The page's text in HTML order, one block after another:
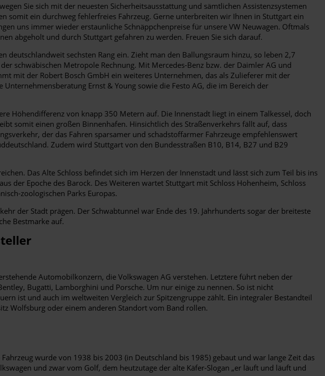
Sie sich mit der neuesten Sicherheitsausstattung und sämtlichen Assistenzsystemen
somit ein durchweg fehlerfreies Fahrzeug. Gerne unterbreiten wir Ihnen in Stuttgart ein
uns immer wieder erstaunliche Schnäppchenpreise für unsere VW Neuwagen. Oftmals
abgeholt und durch Stuttgart gefahren zu werden. Freuen Sie sich darauf.
sechsten Rang ein. Zieht man den Ballungsraum hinzu, so leben 2,7
schwäbischen Metropole Rechnung. Mit Mercedes-Benz bzw. der Daimler AG und
mit der Robert Bosch GmbH ein weiteres Unternehmen, das als Zulieferer mit der
Ernst & Young sowie die Festo AG, die im Bereich der
Höhendifferenz von knapp 350 Metern auf. Die Innenstadt liegt in einem Talkessel, doch
somit einen großen Binnenhafen. Hinsichtlich des Straßenverkehrs fällt auf, dass
der das Fahren sparsamer und schadstoffarmer Fahrzeuge empfehlenswert
Zudem wird Stuttgart von den Bundesstraßen B10, B14, B27 und B29
Das Alte Schloss befindet sich im Herzen der Innenstadt und lässt sich zum Teil bis ins
der Epoche des Barock. Des Weiteren wartet Stuttgart mit Schloss Hohenheim, Schloss
zoologischen Parks Europas.
der Stadt prägen. Der Schwabtunnel war Ende des 19. Jahrhunderts sogar der breiteste
Bestmarke auf.
Automobilkonzern, die Volkswagen AG verstehen. Letztere führt neben der
Bugatti, Lamborghini und Porsche. Um nur einige zu nennen. So ist nicht
ist und auch im weltweiten Vergleich zur Spitzengruppe zählt. Ein integraler Bestandteil
Wolfsburg oder einem anderen Standort vom Band rollen.
wurde von 1938 bis 2003 (in Deutschland bis 1985) gebaut und war lange Zeit das
und zwar vom Golf, dem heutzutage der alte Käfer-Slogan „er läuft und läuft und